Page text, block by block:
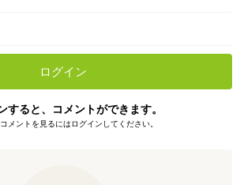
ログイン
すると、コメントができます。
メントを見るにはログインしてください。